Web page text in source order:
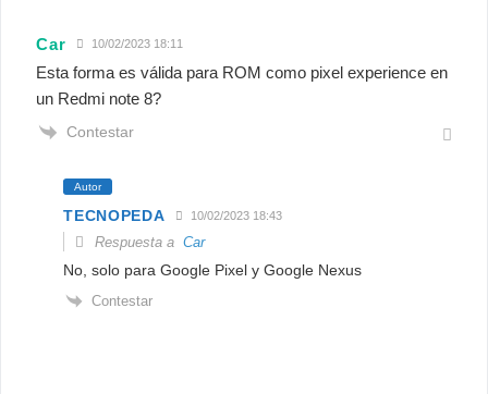
Car 10/02/2023 18:11
Esta forma es válida para ROM como pixel experience en
un Redmi note 8?
Contestar
Autor
TECNOPEDA 10/02/2023 18:43
Respuesta aCar
No, solo para Google Pixel y Google Nexus
Contestar